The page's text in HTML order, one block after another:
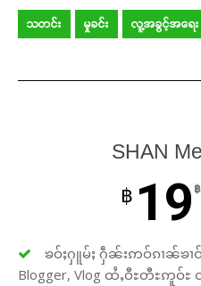
သတင်း မှုခင်း လူ့အခွင့်အရေး
SHAN
฿ 19 ฿
ၶဝ်ႈႁူမ်ႈ ႁဵၼ်းဢဝ်ၵၢၼ်ၶၢဝ်
Blogger, Vlog ထႆႇဝီႊတီႊဢူဝ်